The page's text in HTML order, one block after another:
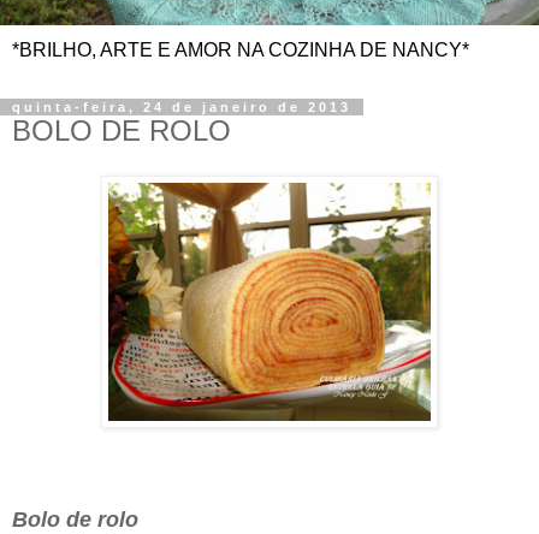
*BRILHO, ARTE E AMOR NA COZINHA DE NANCY*
quinta-feira, 24 de janeiro de 2013
BOLO DE ROLO
Bolo de rolo